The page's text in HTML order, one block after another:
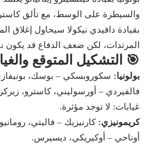
والسيطرة على الوسط، مع تألق
بقيادة دافيدي نيكولا سيحاول إغلاق
المرتدات، لكن ضعف الدفاع قد يكون
🎯 التشكيل المتوقع
بولونيا: سكوروبسكي – بوسك،
فالفيردي – أورسوليني، كاسترو،
غيابات: لا توجد مؤثرة.
كريمونيزي: كارنيزيك – فاليتي،
أوناحي – أوكيريكي، ديسيرس.